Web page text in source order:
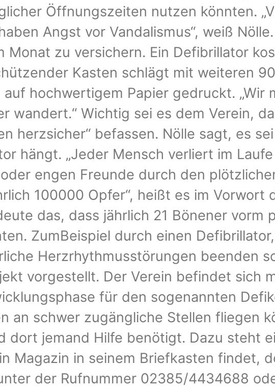
Öffnungszeiten nutzen könnten.
Angst vor Vandalismus“, weiß
Monat zu versichern. Ein Defibrillator
Kasten schlägt mit weiteren
auf hochwertigem Papier gedruckt.
wandert.“ Wichtig sei es dem Verein,
herzsicher“ befassen. Nölle sagt, es
hängt. „Jeder Mensch verliert im
engen Freunde durch den
100000 Opfer“, heißt es im Vorwort
das, dass jährlich 21 Bönener
ZumBeispiel durch einen
Herzrhythmusstörungen beenden
vorgestellt. Der Verein befindet sich
für den sogenannten
an schwer zugängliche Stellen fliegen
dort jemand Hilfe benötigt. Dazu steht
Magazin in seinem Briefkasten findet,
der Rufnummer 02385/4434688